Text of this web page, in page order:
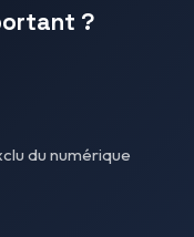
?
du numérique